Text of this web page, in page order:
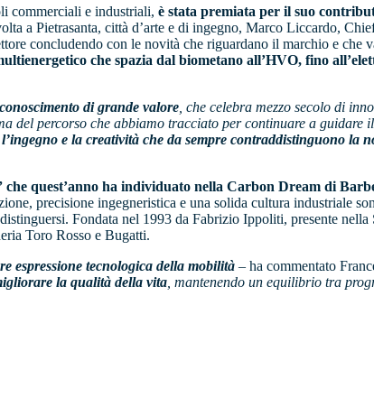
commerciali e industriali, è stata premiata per il suo
a Pietrasanta, città d’arte e di ingegno, Marco Liccardo,
concludendo con le novità che riguardano il marchio e che
che spazia dal biometano all’HVO, fino
di grande valore , che celebra mezzo secolo di
del percorso che abbiamo tracciato per continuare a guidare
e la creatività che da sempre contraddistinguono la
quest’anno ha individuato nella Carbon Dream di
precisione ingegneristica e una solida cultura industriale
Fondata nel 1993 da Fabrizio Ippoliti, presente nella
Toro Rosso e Bugatti.
espressione tecnologica della mobilità – ha commentato
la qualità della vita , mantenendo un equilibrio tra